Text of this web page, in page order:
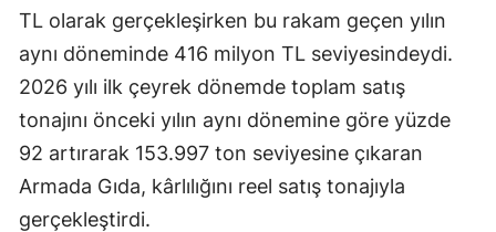
TL olarak gerçekleşirken bu rakam geçen yılın
aynı döneminde 416 milyon TL seviyesindeydi.
2026 yılı ilk çeyrek dönemde toplam satış
tonajını önceki yılın aynı dönemine göre yüzde
92 artırarak 153.997 ton seviyesine çıkaran
Armada Gıda, kârlılığını reel satış tonajıyla
gerçekleştirdi.